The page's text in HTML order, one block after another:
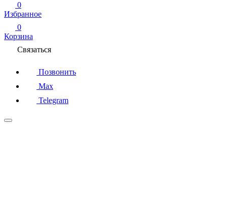
0
Избранное
0
Корзина
Связаться
Позвонить
Max
Telegram